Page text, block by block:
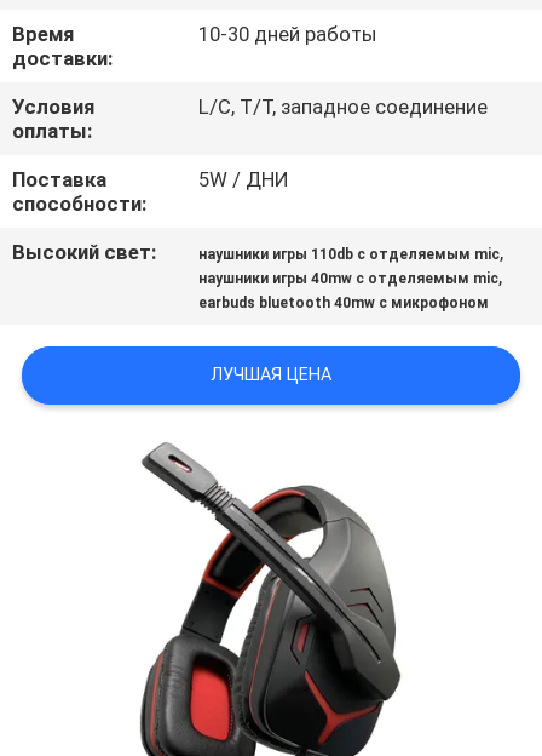
СПРОСИТЕ
ЦИТАТУ
КАРТА
САЙТА
PRIVACY
Время
доставки:
10-30 дней работы
Условия
оплаты:
L/C, T/T, западное соединение
Поставка
способности:
5W / ДНИ
Высокий свет: наушники игры 110db с отделяемым mic,
наушники игры 40mw с отделяемым mic,
earbuds bluetooth 40mw с микрофоном
ЛУЧШАЯ ЦЕНА